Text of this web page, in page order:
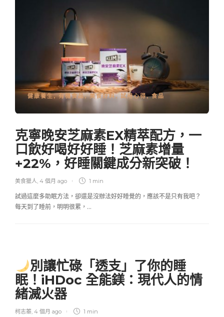
健康養生,有機食品,美食好料, 試用心得,食品
克寧晚安芝麻素EX精萃配方，一
口飲好喝好好睡！芝麻素增量
+22%，好睡關鍵成分新突破！
美食獵人, 4 個月 ago 1 min
試過這麼多助眠方法，卻還是沒辦法好好睡覺的，應該不是只有我吧？
每天到了睡前，明明很累，…
別讓忙碌「透支」了你的睡
眠！iHDoc 全能鎂：現代人的情
緒滅火器
柯志蓁, 4 個月 ago 1 min